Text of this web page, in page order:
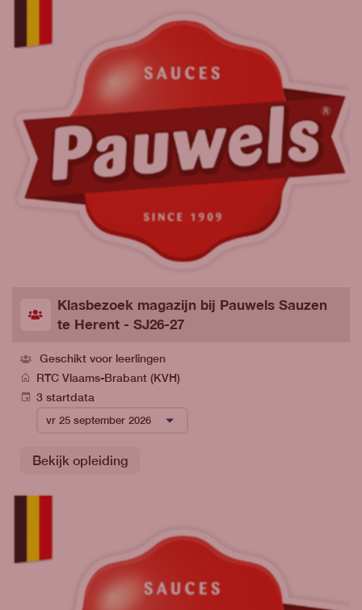
Klasbezoek magazijn bij Pauwels Sauzen
te Herent - SJ26-27
Geschikt voor leerlingen
RTC Vlaams-Brabant (KVH)
3 startdata
Bekijk opleiding